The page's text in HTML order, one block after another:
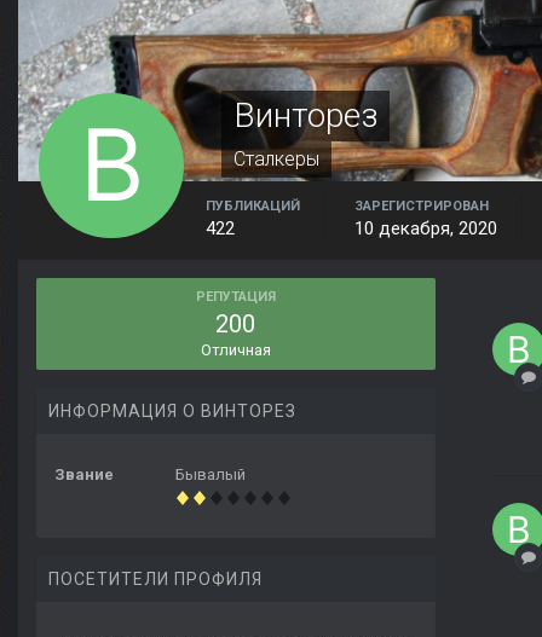
Винторез
Сталкеры
ПУБЛИКАЦИЙ
422
ЗАРЕГИСТРИРОВАН
10 декабря, 2020
РЕПУТАЦИЯ
200
Отличная
ИНФОРМАЦИЯ О ВИНТОРЕЗ
Звание Бывалый
ПОСЕТИТЕЛИ ПРОФИЛЯ